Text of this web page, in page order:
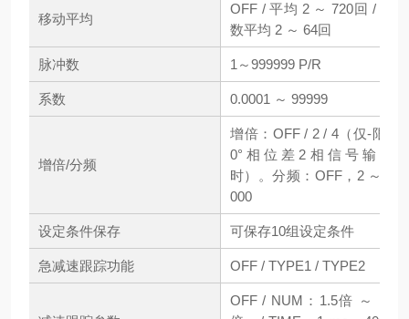
移动平均
OFF / 平均 2 ～ 720回 / 指
数平均 2 ～ 64回
脉冲数 1～999999 P/R
系数 0.0001 ～ 99999
增倍/分频
增倍：OFF / 2 / 4（仅-限9
0°相位差2相信号输入
时）。分频：OFF，2 ～ 1
000
设定条件保存 可保存10组设定条件
急减速跟踪功能 OFF / TYPE1 / TYPE2
OFF / NUM：1.5倍 ～ 16